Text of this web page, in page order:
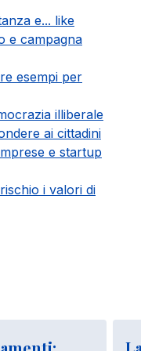
e... like
e campagna
esempi per
illiberale
ai cittadini
e startup
i valori di